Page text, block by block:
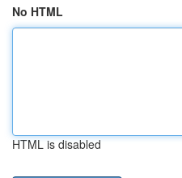
No HTML
HTML is disabled